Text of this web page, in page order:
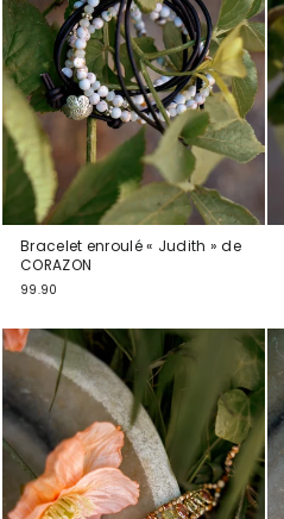
Bracelet enroulé « Judith » de
CORAZON
99.90